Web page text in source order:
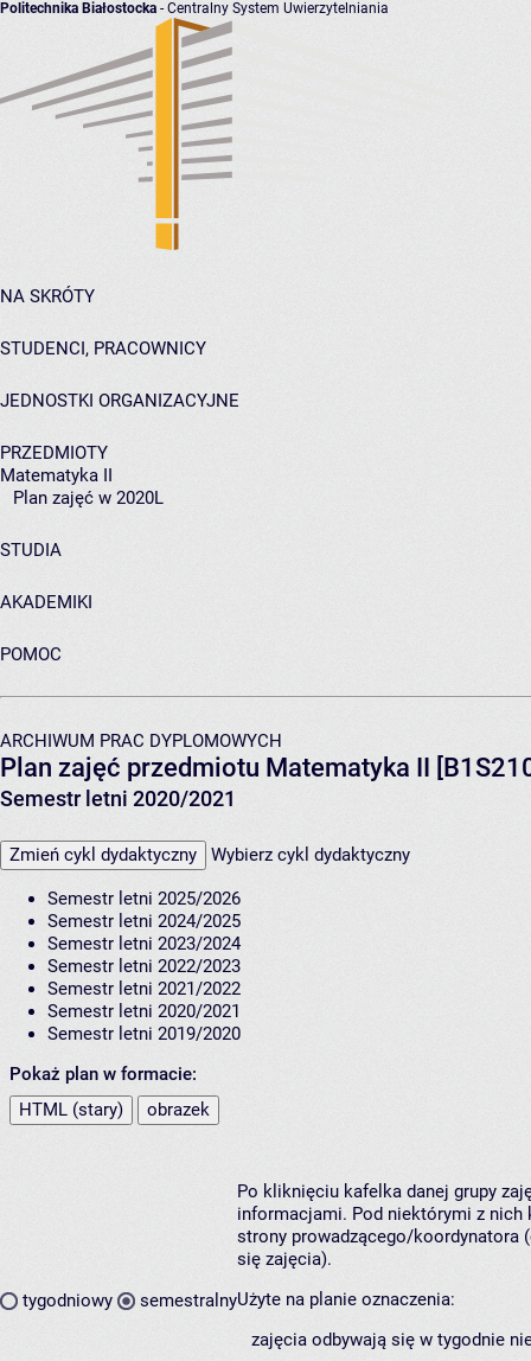
Politechnika Białostocka - Centralny System Uwierzytelniania
NA SKRÓTY
STUDENCI, PRACOWNICY
JEDNOSTKI ORGANIZACYJNE
PRZEDMIOTY
Matematyka II
Plan zajęć w 2020L
STUDIA
AKADEMIKI
POMOC
ARCHIWUM PRAC DYPLOMOWYCH
Plan zajęć przedmiotu Matematyka II
Semestr letni 2020/2021
Zmień cykl dydaktyczny Wybierz cykl dydaktyczny
Semestr letni 2025/2026
Semestr letni 2024/2025
Semestr letni 2023/2024
Semestr letni 2022/2023
Semestr letni 2021/2022
Semestr letni 2020/2021
Semestr letni 2019/2020
Pokaż plan w formacie:
HTML (stary)
obrazek
tygodniowy semestralny
Po kliknięciu kafelka danej grupy
informacjami. Pod niektórymi z nich
strony prowadzącego/koordynatora
się zajęcia).
Użyte na planie oznaczenia:
zajęcia odbywają się w tygodnie